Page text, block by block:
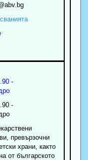
-
-
превързочни
храни, както
от българското